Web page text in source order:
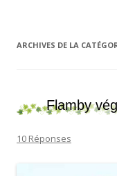
ARCHIVES DE LA
Flamby
10 Réponses